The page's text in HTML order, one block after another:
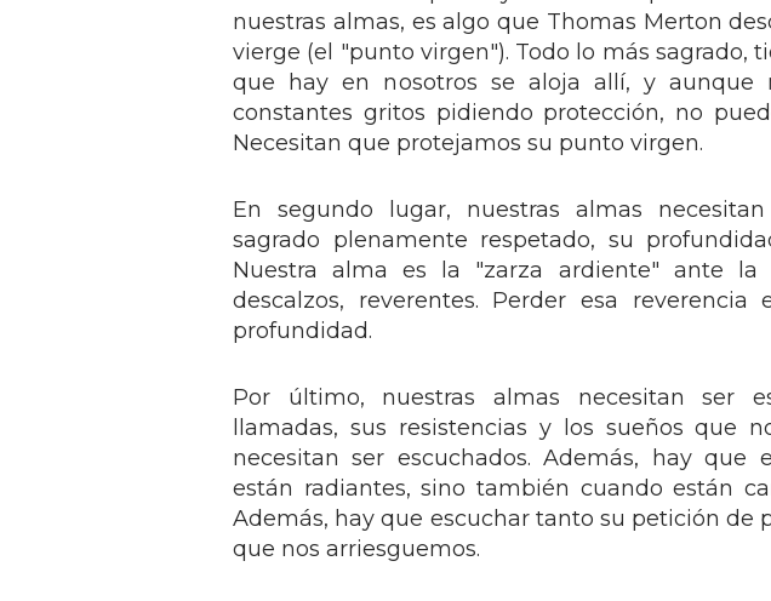
nuestras almas, es algo que Thomas Merton
vierge (el "punto virgen"). Todo lo más sagrado,
que hay en nosotros se aloja allí, y aunque
constantes gritos pidiendo protección, no
Necesitan que protejamos su punto virgen.
En segundo lugar, nuestras almas
sagrado plenamente respetado, su
Nuestra alma es la "zarza ardiente" ante la
descalzos, reverentes. Perder esa
profundidad.
Por último, nuestras almas necesitan ser
llamadas, sus resistencias y los sueños que
necesitan ser escuchados. Además, hay que
están radiantes, sino también cuando están
Además, hay que escuchar tanto su petición de
que nos arriesguemos.